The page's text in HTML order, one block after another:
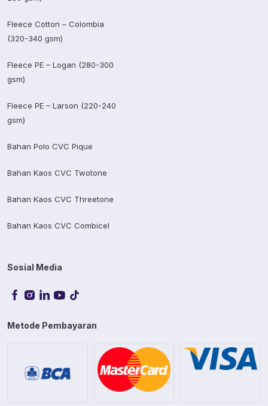
Fleece Cotton – Colombia
(320-340 gsm)
Fleece PE – Logan (280-300
gsm)
Fleece PE – Larson (220-240
gsm)
Bahan Polo CVC Pique
Bahan Kaos CVC Twotone
Bahan Kaos CVC Threetone
Bahan Kaos CVC Combicel
Sosial Media
Metode Pembayaran